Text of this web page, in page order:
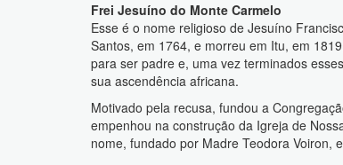
Frei Jesuíno do Monte Carmelo
Esse é o nome religioso de Jesuíno
Santos, em 1764, e morreu em Itu, em
para ser padre e, uma vez terminados
sua ascendência africana.
Motivado pela recusa, fundou a
empenhou na construção da Igreja de
nome, fundado por Madre Teodora Voiron,